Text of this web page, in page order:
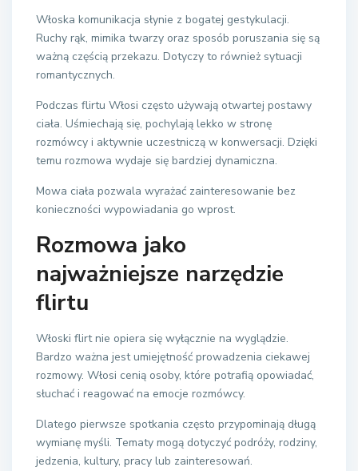
Włoska komunikacja słynie z bogatej gestykulacji.
Ruchy rąk, mimika twarzy oraz sposób poruszania się są
ważną częścią przekazu. Dotyczy to również sytuacji
romantycznych.
Podczas flirtu Włosi często używają otwartej postawy
ciała. Uśmiechają się, pochylają lekko w stronę
rozmówcy i aktywnie uczestniczą w konwersacji. Dzięki
temu rozmowa wydaje się bardziej dynamiczna.
Mowa ciała pozwala wyrażać zainteresowanie bez
konieczności wypowiadania go wprost.
Rozmowa jako
najważniejsze narzędzie
flirtu
Włoski flirt nie opiera się wyłącznie na wyglądzie.
Bardzo ważna jest umiejętność prowadzenia ciekawej
rozmowy. Włosi cenią osoby, które potrafią opowiadać,
słuchać i reagować na emocje rozmówcy.
Dlatego pierwsze spotkania często przypominają długą
wymianę myśli. Tematy mogą dotyczyć podróży, rodziny,
jedzenia, kultury, pracy lub zainteresowań.